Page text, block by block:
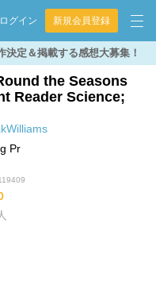
ログイン 新規会員登録
決定＆掲載する感想大募集！
the Seasons
Reader Science;
Pr